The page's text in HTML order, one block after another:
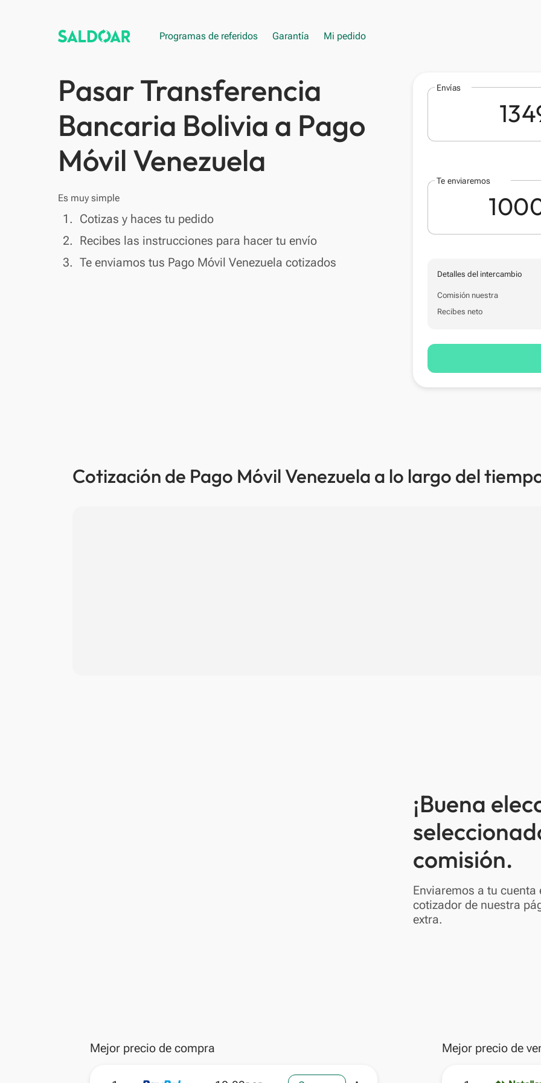
Programas de referidos Garantía Mi pedido
Pasar Transferencia
Bancaria Bolivia a Pago
Móvil Venezuela
Es muy simple
done
1. Cotizas y haces tu pedido
done
2. Recibes las instrucciones para hacer tu envío
done
3. Te enviamos tus Pago Móvil Venezuela cotizados
Envías
Te enviaremos
Detalles del intercambio
Comisión nuestra
Recibes neto
Cotización de Pago Móvil Venezuela a lo largo del
¡Buena
comisión.
Enviaremos a tu
cotizador de nuestra
extra.
Mejor precio de compra Mejor precio de